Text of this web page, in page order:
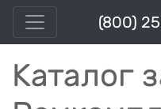
(800)
Каталог